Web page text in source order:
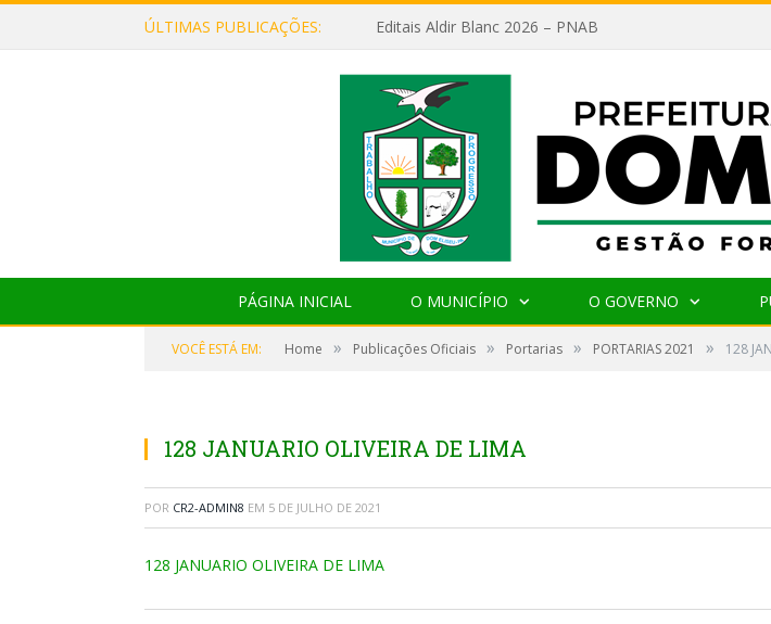
ÚLTIMAS PUBLICAÇÕES: Editais Aldir Blanc 2026 – PNAB
PÁGINA INICIAL O MUNICÍPIO O GOVERNO
VOCÊ ESTÁ EM: Home » Publicações Oficiais » Portarias » PORTARIAS 2021 » 128
128 JANUARIO OLIVEIRA DE LIMA
POR CR2-ADMIN8 EM 5 DE JULHO DE 2021
128 JANUARIO OLIVEIRA DE LIMA